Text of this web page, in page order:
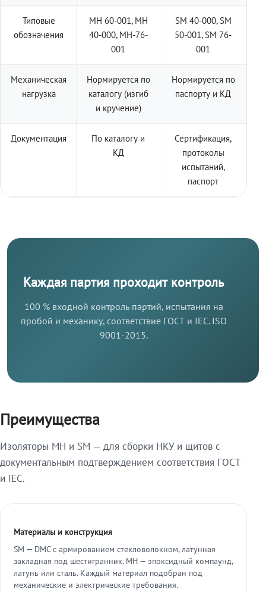
Типовые
обозначения
МН 60-001, МН
40-000, МН-76-
001
SM 40-000, SM
50-001, SM 76-
001
Механическая
нагрузка
Нормируется по
каталогу (изгиб
и кручение)
Нормируется по
паспорту и КД
Документация
По каталогу и
КД
Сертификация,
протоколы
испытаний,
паспорт
Каждая партия проходит контроль
100 % входной контроль партий, испытания на
пробой и механику, соответствие ГОСТ и IEC. ISO
9001-2015.
Преимущества
Изоляторы МН и SM — для сборки НКУ и щитов с
документальным подтверждением соответствия ГОСТ
и IEC.
Материалы и конструкция
SM — DMC с армированием стекловолокном, латунная
закладная под шестигранник. МН — эпоксидный компаунд,
латунь или сталь. Каждый материал подобран под
механические и электрические требования.